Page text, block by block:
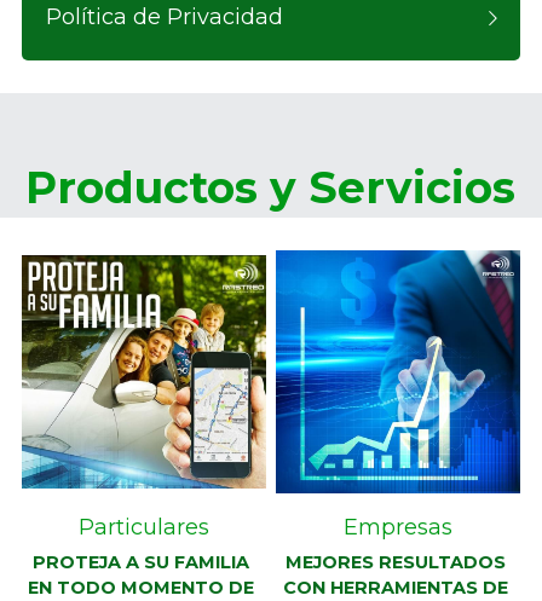
Política de Privacidad
Productos y Servicios
Particulares
PROTEJA A SU FAMILIA
EN TODO MOMENTO DE
Empresas
MEJORES RESULTADOS
CON HERRAMIENTAS DE